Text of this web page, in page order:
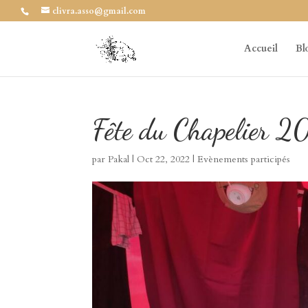
clivra.asso@gmail.com
Accueil
Fête du Chapelier
parPakal | Oct 22, 2022 |Evènements participés